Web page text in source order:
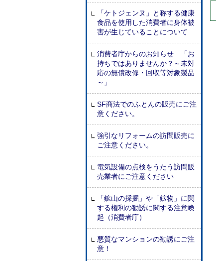
「ケトジェンヌ」と称する健康
食品を使用した消費者に身体被
害が生じていることについて
消費者庁からのお知らせ 「お
持ちではありませんか？～未対
応の無償改修・回収等対象製品
～」
SF商法でのふとんの販売にご注
意ください。
強引なリフォームの訪問販売に
ご注意ください。
電気設備の点検をうたう訪問販
売業者にご注意ください
「鉱山の採掘」や「鉱物」に関
する権利の勧誘に関する注意喚
起（消費者庁）
悪質なマンションの勧誘にご注
意！